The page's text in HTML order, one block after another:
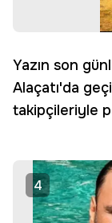
Yazın son
Alaçatı'da
takipçileriyle
4